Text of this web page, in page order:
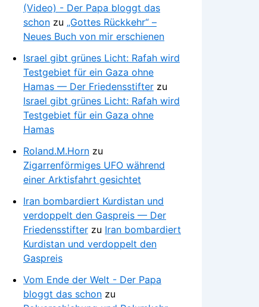
(Video) - Der Papa bloggt das
schon zu „Gottes Rückkehr“ –
Neues Buch von mir erschienen
Israel gibt grünes Licht: Rafah wird
Testgebiet für ein Gaza ohne
Hamas — Der Friedensstifter zu
Israel gibt grünes Licht: Rafah wird
Testgebiet für ein Gaza ohne
Hamas
Roland.M.Horn zu
Zigarrenförmiges UFO während
einer Arktisfahrt gesichtet
Iran bombardiert Kurdistan und
verdoppelt den Gaspreis — Der
Friedensstifter zu Iran bombardiert
Kurdistan und verdoppelt den
Gaspreis
Vom Ende der Welt - Der Papa
bloggt das schon zu